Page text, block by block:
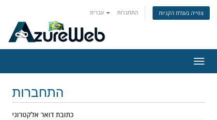
התחברות צפייה בעגלת הקניות
ניווט
התחברות
כתובת דואר אלקטרוני